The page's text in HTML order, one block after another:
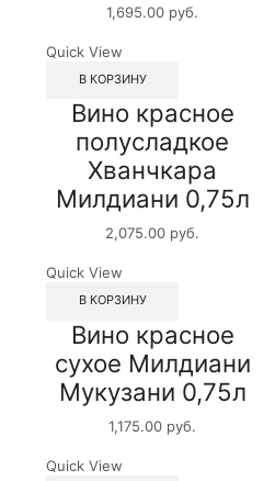
1,695.00 руб.
Quick View
В КОРЗИНУ
Вино красное
полусладкое
Хванчкара
Милдиани 0,75л
2,075.00 руб.
Quick View
В КОРЗИНУ
Вино красное
сухое Милдиани
Мукузани 0,75л
1,175.00 руб.
Quick View